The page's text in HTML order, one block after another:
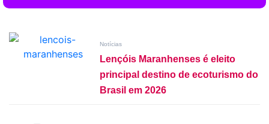
Notícias
Lençóis Maranhenses é eleito
principal destino de ecoturismo do
Brasil em 2026